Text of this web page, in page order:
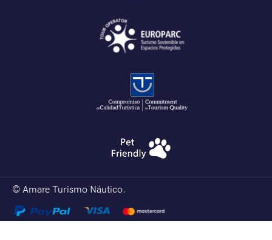
© Amare Turismo Náutico.